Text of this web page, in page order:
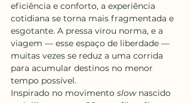
eficiência e conforto, a experiência
cotidiana se torna mais fragmentada e
esgotante. A pressa virou norma, e a
viagem — esse espaço de liberdade —
muitas vezes se reduz a uma corrida
para acumular destinos no menor
tempo possível.
Inspirado no movimento slow nascido